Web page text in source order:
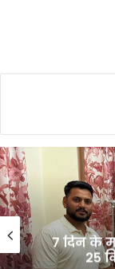
7 दिन के
25